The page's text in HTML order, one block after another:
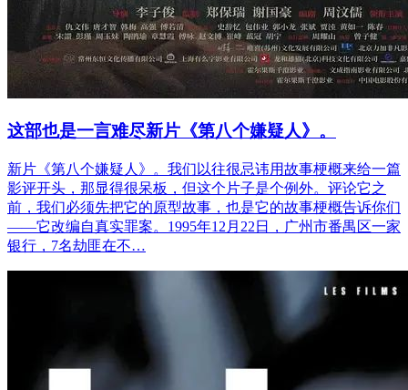
这部也是一言难尽​新片《第八个嫌疑人》。
新片《第八个嫌疑人》。我们以往很忌讳用故事梗概来给一篇
影评开头，那显得很呆板，但这个片子是个例外。评论它之
前，我们必须先把它的原型故事，也是它的故事梗概告诉你们
——它改编自真实罪案。1995年12月22日，广州市番禺区一家
银行，7名劫匪在不…